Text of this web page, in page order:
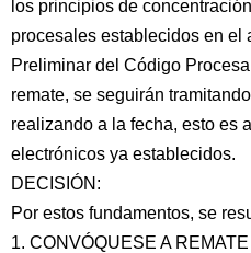
los principios de
procesales establecidos en el
Preliminar del Código
remate, se seguirán
realizando a la fecha, esto es
electrónicos ya establecidos.
DECISIÓN:
Por estos fundamentos, se
1. CONVÓQUESE A